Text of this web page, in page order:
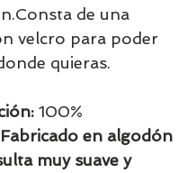
de una
velcro para poder
quieras.
100%
Fabricado en algodón
muy suave y